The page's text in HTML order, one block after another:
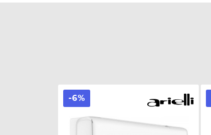
-6%